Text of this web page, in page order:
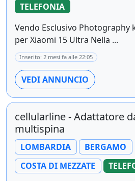
TELEFONIA
Vendo Esclusivo Photography
per Xiaomi 15 Ultra Nella ...
Inserito: 2 mesi fa alle 22:05
VEDI ANNUNCIO
cellularline - Adattatore
multispina
LOMBARDIA
BERGAMO
COSTA DI MEZZATE